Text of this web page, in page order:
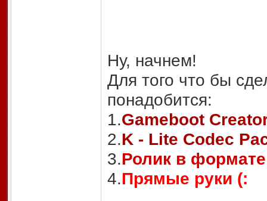
Ну, начнем!
Для того что бы
понадобится:
1.Gameboot
2.K - Lite Codec
3.Ролик в
4.Прямые руки (: